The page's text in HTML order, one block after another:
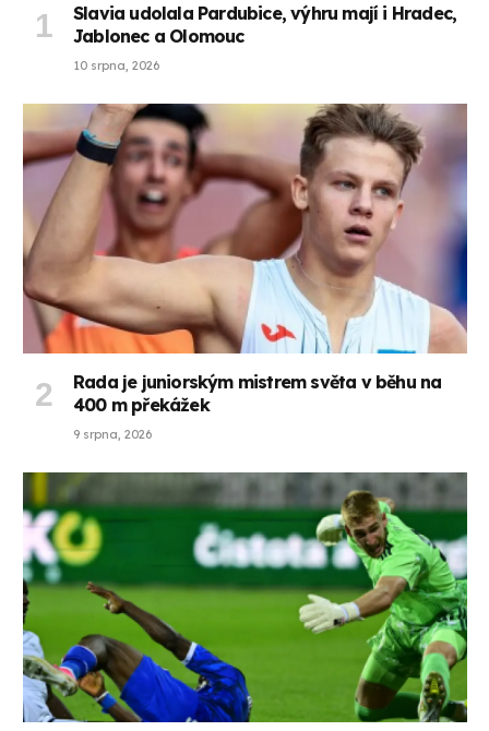
Slavia udolala Pardubice, výhru mají i Hradec,
Jablonec a Olomouc
10 srpna, 2026
Rada je juniorským mistrem světa v běhu na
400 m překážek
9 srpna, 2026